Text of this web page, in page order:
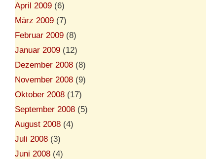
April 2009 (6)
März 2009 (7)
Februar 2009 (8)
Januar 2009 (12)
Dezember 2008 (8)
November 2008 (9)
Oktober 2008 (17)
September 2008 (5)
August 2008 (4)
Juli 2008 (3)
Juni 2008 (4)